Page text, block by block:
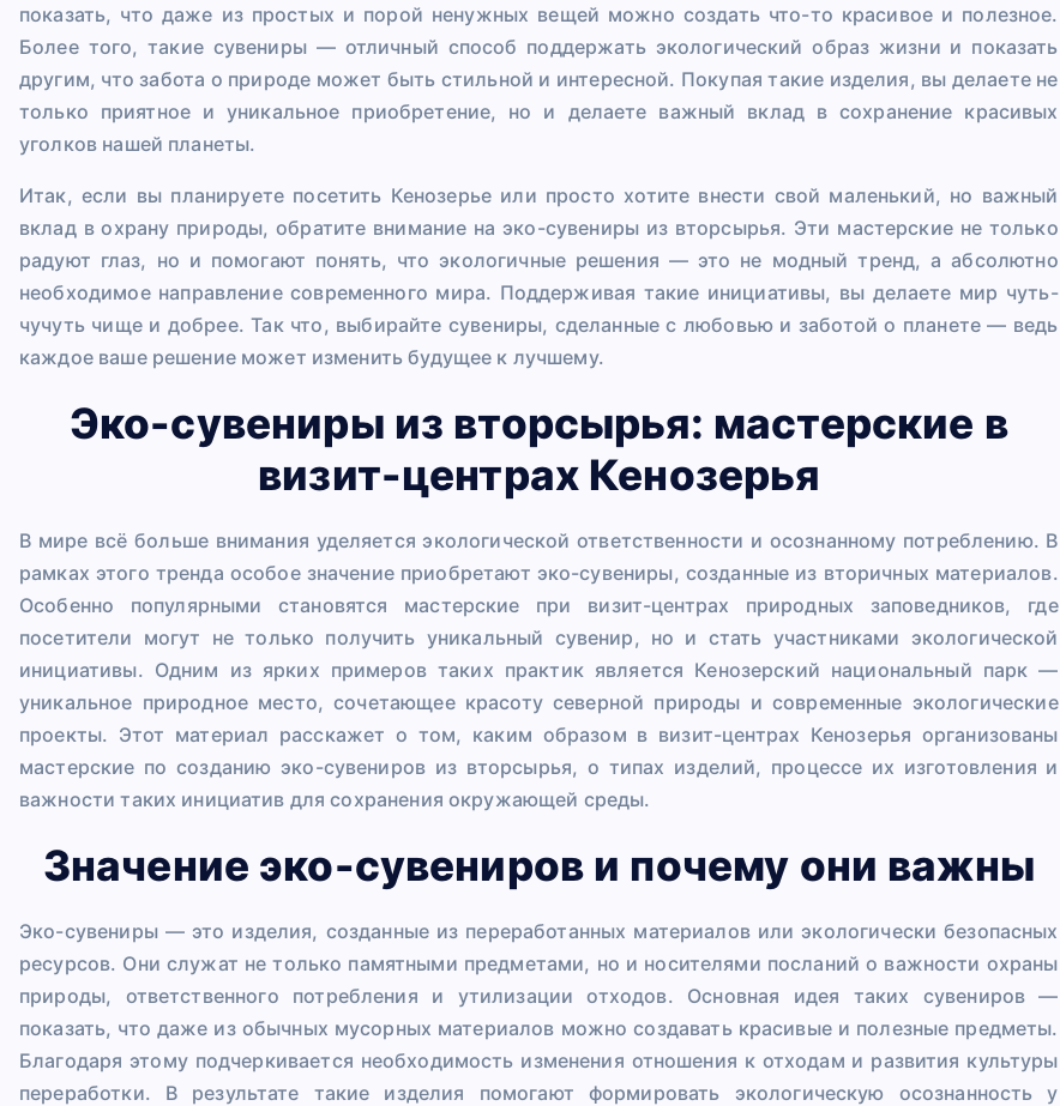
показать, что даже из простых и порой ненужных вещей можно создать что-то красивое и полезное.
Более того, такие сувениры — отличный способ поддержать экологический образ жизни и показать
другим, что забота о природе может быть стильной и интересной. Покупая такие изделия, вы делаете не
только приятное и уникальное приобретение, но и делаете важный вклад в сохранение красивых
уголков нашей планеты.
Итак, если вы планируете посетить Кенозерье или просто хотите внести свой маленький, но важный
вклад в охрану природы, обратите внимание на эко-сувениры из вторсырья. Эти мастерские не только
радуют глаз, но и помогают понять, что экологичные решения — это не модный тренд, а абсолютно
необходимое направление современного мира. Поддерживая такие инициативы, вы делаете мир чуть-
чучуть чище и добрее. Так что, выбирайте сувениры, сделанные с любовью и заботой о планете — ведь
каждое ваше решение может изменить будущее к лучшему.
Эко-сувениры из вторсырья: мастерские в
визит-центрах Кенозерья
В мире всё больше внимания уделяется экологической ответственности и осознанному потреблению. В
рамках этого тренда особое значение приобретают эко-сувениры, созданные из вторичных материалов.
Особенно популярными становятся мастерские при визит-центрах природных заповедников, где
посетители могут не только получить уникальный сувенир, но и стать участниками экологической
инициативы. Одним из ярких примеров таких практик является Кенозерский национальный парк —
уникальное природное место, сочетающее красоту северной природы и современные экологические
проекты. Этот материал расскажет о том, каким образом в визит-центрах Кенозерья организованы
мастерские по созданию эко-сувениров из вторсырья, о типах изделий, процессе их изготовления и
важности таких инициатив для сохранения окружающей среды.
Значение эко-сувениров и почему они важны
Эко-сувениры — это изделия, созданные из переработанных материалов или экологически безопасных
ресурсов. Они служат не только памятными предметами, но и носителями посланий о важности охраны
природы, ответственного потребления и утилизации отходов. Основная идея таких сувениров —
показать, что даже из обычных мусорных материалов можно создавать красивые и полезные предметы.
Благодаря этому подчеркивается необходимость изменения отношения к отходам и развития культуры
переработки. В результате такие изделия помогают формировать экологическую осознанность у